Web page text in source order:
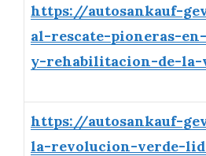
https://autosankauf-
al-rescate-pioneras-
y-rehabilitacion-de-
https://autosankauf-
la-revolucion-verde-